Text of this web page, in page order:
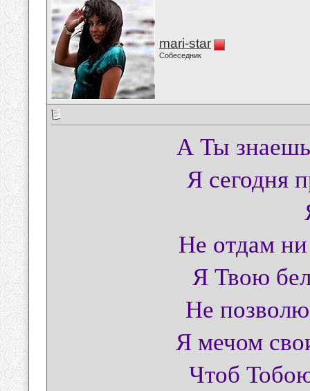
mari-star
Собеседник
А Ты
Я сегодня
Не отдам
Я Твою
Не
Я мечом
Чтоб